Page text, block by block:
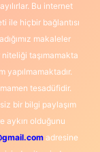
Bu internet
ile hiçbir bağlantısı
makaleler
taşımamakta
yapılmamaktadır.
tesadüfidir.
bir bilgi paylaşım
aykırı olduğunu
adresine